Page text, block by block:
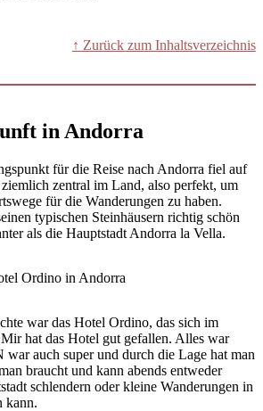
↑ Zurück zum Inhaltsverzeichnis
in Andorra
für die Reise nach Andorra fiel auf
zentral im Land, also perfekt, um
für die Wanderungen zu haben.
typischen Steinhäusern richtig schön
als die Hauptstadt Andorra la Vella.
war das Hotel Ordino, das sich im
hat das Hotel gut gefallen. Alles war
auch super und durch die Lage hat man
braucht und kann abends entweder
schlendern oder kleine Wanderungen in
kann.